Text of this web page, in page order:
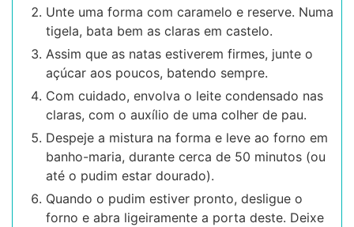
Unte uma forma com caramelo e reserve. Numa
tigela, bata bem as claras em castelo.
Assim que as natas estiverem firmes, junte o
açúcar aos poucos, batendo sempre.
Com cuidado, envolva o leite condensado nas
claras, com o auxílio de uma colher de pau.
Despeje a mistura na forma e leve ao forno em
banho-maria, durante cerca de 50 minutos (ou
até o pudim estar dourado).
Quando o pudim estiver pronto, desligue o
forno e abra ligeiramente a porta deste. Deixe